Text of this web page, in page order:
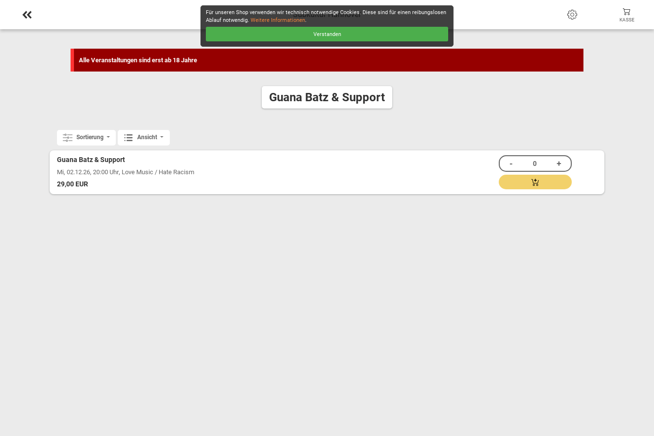
Subkultur Hannover
KASSE
Alle Veranstaltungen sind erst ab 18 Jahre
Guana Batz & Support
Sortierung Ansicht
Guana Batz & Support
Mi, 02.12.26, 20:00 Uhr, Love Music / Hate Racism
29,00 EUR
Für unseren Shop verwenden wir technisch notwendige Cookies. Diese sind für einen reibungslosen
Ablauf notwendig. Weitere Informationen.
Verstanden